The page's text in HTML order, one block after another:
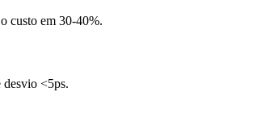
custo em 30-40%.
<5ps.